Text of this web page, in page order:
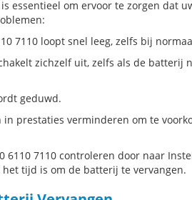
essentieel om ervoor te zorgen dat
7110 loopt snel leeg, zelfs bij
zichzelf uit, zelfs als de batterij
geduwd.
in prestaties verminderen om te
6110 7110 controleren door naar
tijd is om de batterij te vervangen.